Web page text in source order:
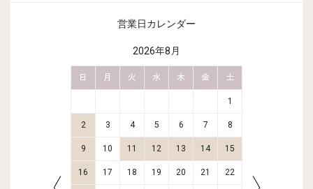
営業日カレンダー
2026年8月
日 月 火 水 木 金 土
1
2 3 4 5 6 7 8
9 10 11 12 13 14 15
16 17 18 19 20 21 22